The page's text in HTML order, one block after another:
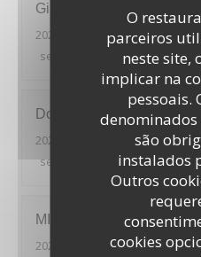
O
parceiros
neste site,
implicar na
pessoais.
denominados
são
instalados
Outros
cookies
Gilles
2026-08-02
- 12:30 - guests 2
service
ambience : 4/5
Douglas
2026-08-02
- 12:15 - guests 6
service
ambience:5/5
MICKAEL
2026-08-01
- 19:45 - guests 2